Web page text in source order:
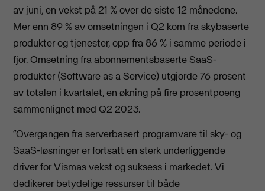
av juni, en vekst på 21 % over de siste 12 månedene.
Mer enn 89 % av omsetningen i Q2 kom fra skybaserte
produkter og tjenester, opp fra 86 % i samme periode i
fjor. Omsetning fra abonnementsbaserte SaaS-
produkter (Software as a Service) utgjorde 76 prosent
av totalen i kvartalet, en økning på fire prosentpoeng
sammenlignet med Q2 2023.
“Overgangen fra serverbasert programvare til sky- og
SaaS-løsninger er fortsatt en sterk underliggende
driver for Vismas vekst og suksess i markedet. Vi
dedikerer betydelige ressurser til både